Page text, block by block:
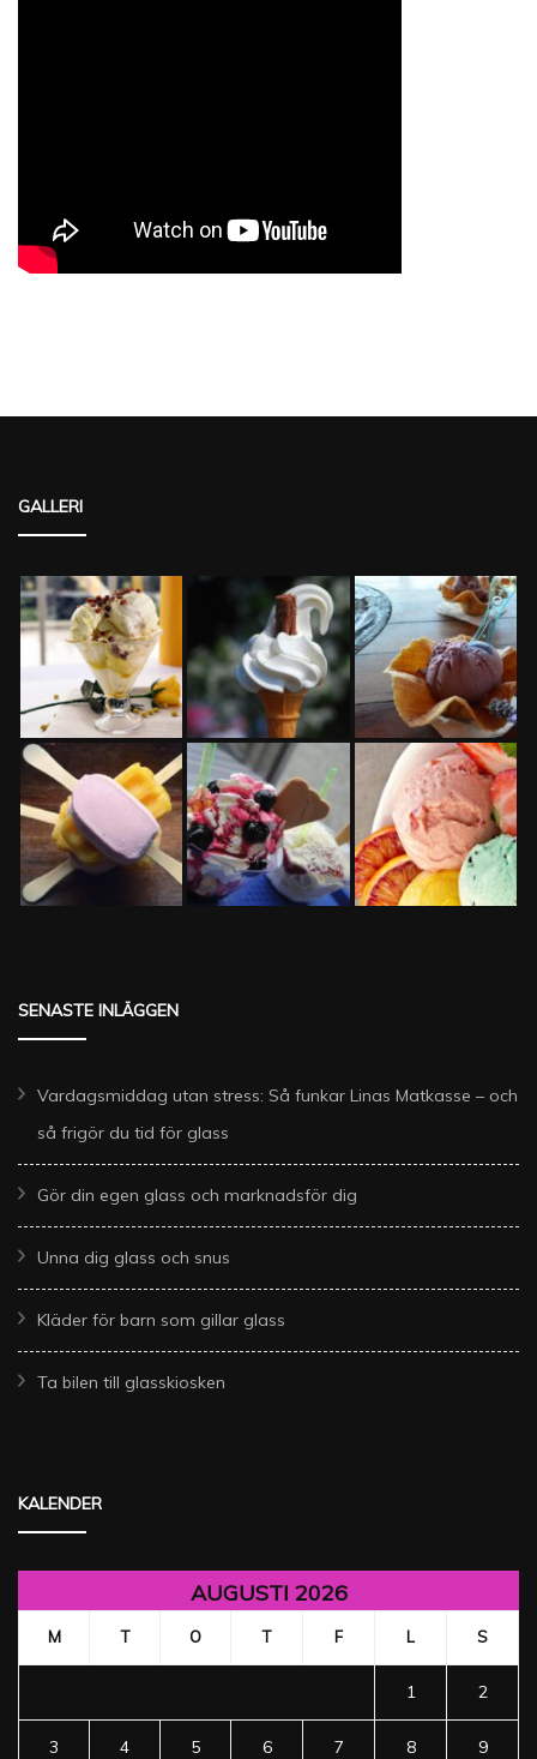
GALLERI
SENASTE INLÄGGEN
Vardagsmiddag utan stress: Så funkar Linas Matkasse – och
så frigör du tid för glass
Gör din egen glass och marknadsför dig
Unna dig glass och snus
Kläder för barn som gillar glass
Ta bilen till glasskiosken
KALENDER
AUGUSTI 2026
M T O T F L S
1 2
3 4 5 6 7 8 9